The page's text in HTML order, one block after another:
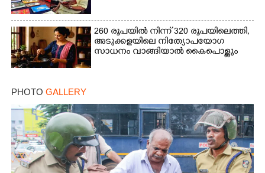
260 രൂപയിൽ നിന്ന് 320 രൂപയിലെത്തി,
അടുക്കളയിലെ നിത്യോപയോഗ
സാധനം വാങ്ങിയാൽ കൈപൊള്ളും
PHOTO GALLERY